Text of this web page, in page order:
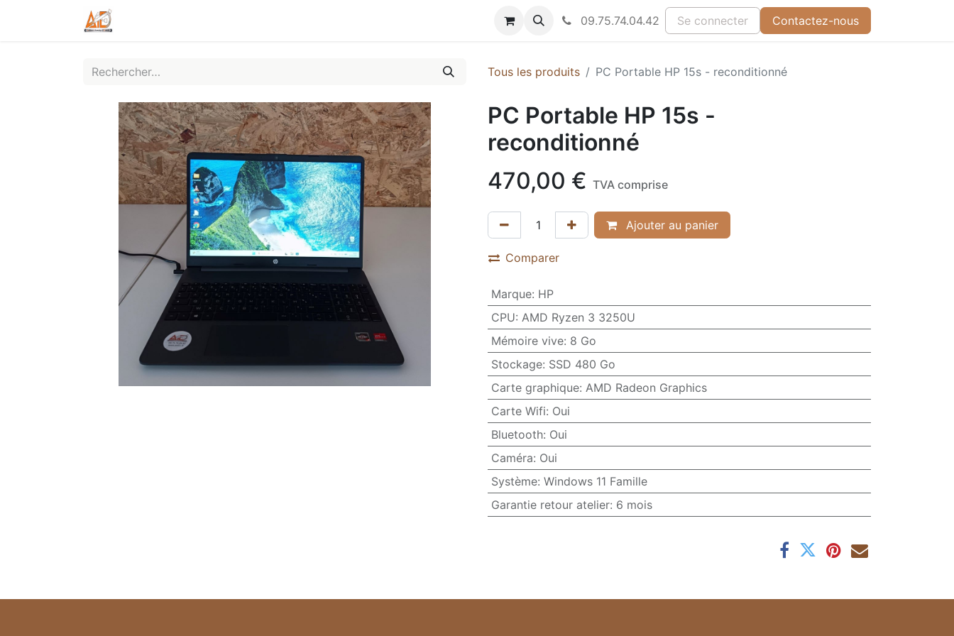
09.75.74.04.42 Se connecter Contactez-nous
Tous les produits PC Portable HP 15s - reconditionné
PC Portable HP 15s -
reconditionné
470,00 € TVA comprise
Ajouter au panier
Comparer
Marque: HP
CPU: AMD Ryzen 3 3250U
Mémoire vive: 8 Go
Stockage: SSD 480 Go
Carte graphique: AMD Radeon Graphics
Carte Wifi: Oui
Bluetooth: Oui
Caméra: Oui
Système: Windows 11 Famille
Garantie retour atelier: 6 mois